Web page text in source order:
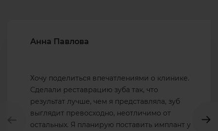
Анна Павлова
Хочу поделиться впечатлениями о клинике.
Сделали реставрацию зуба так, что
результат лучше, чем я представляла, зуб
выглядит превосходно, неотличимо от
остальных. Я планирую поставить имплант у